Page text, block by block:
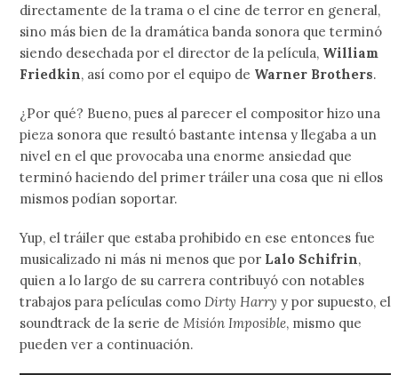
directamente de la trama o el cine de terror en general,
sino más bien de la dramática banda sonora que terminó
siendo desechada por el director de la película, William
Friedkin, así como por el equipo de Warner Brothers.
¿Por qué? Bueno, pues al parecer el compositor hizo una
pieza sonora que resultó bastante intensa y llegaba a un
nivel en el que provocaba una enorme ansiedad que
terminó haciendo del primer tráiler una cosa que ni ellos
mismos podían soportar.
Yup, el tráiler que estaba prohibido en ese entonces fue
musicalizado ni más ni menos que por Lalo Schifrin,
quien a lo largo de su carrera contribuyó con notables
trabajos para películas como Dirty Harry y por supuesto, el
soundtrack de la serie de Misión Imposible, mismo que
pueden ver a continuación.